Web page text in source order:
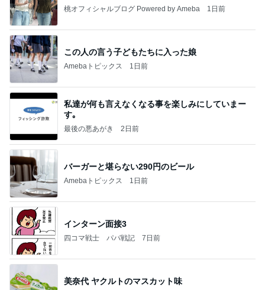
桃オフィシャルブログ Powered by Ameba 1日前
この人の言う子どもたちに入った娘
Amebaトピックス 1日前
私達が何も言えなくなる事を楽しみにしていまー
す｡
最後の悪あがき 2日前
バーガーと堪らない290円のビール
Amebaトピックス 1日前
インターン面接3
四コマ戦士 パパ戦記 7日前
美奈代 ヤクルトのマスカット味